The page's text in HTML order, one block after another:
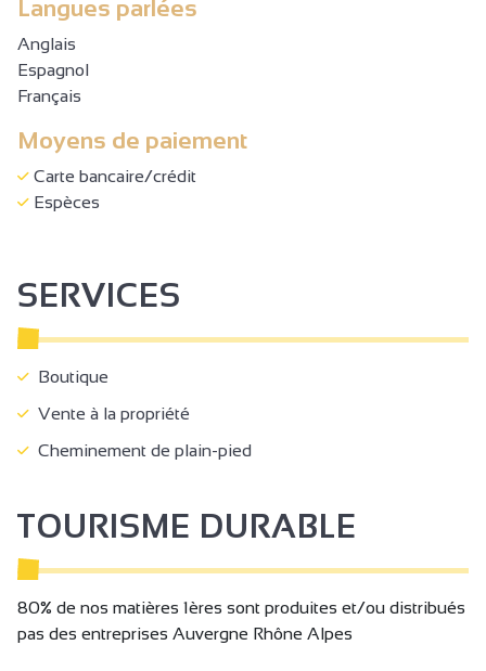
Langues parlées
Anglais
Espagnol
Français
Moyens de paiement
Carte bancaire/crédit
Espèces
SERVICES
Boutique
Vente à la propriété
Cheminement de plain-pied
TOURISME DURABLE
80% de nos matières 1ères sont produites et/ou distribués
pas des entreprises Auvergne Rhône Alpes